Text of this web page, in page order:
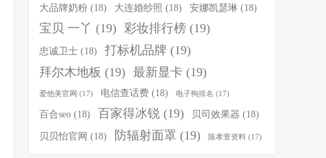
大品牌奶粉 (18) 大连婚纱照 (18) 安娜凯瑟琳 (18)
宝贝 一丫 (19) 彩妆排行榜 (19)
忠诚卫士 (18) 打标机品牌 (19)
拜尔木地板 (19) 最新显卡 (19)
爱他美官网 (17) 电信查话费 (18) 电子狗排名 (17)
百合seo (18) 百家得冰锐 (19) 贝司效果器 (18)
贝贝怡官网 (18) 防辐射面罩 (19) 陈孝萱资料 (17)